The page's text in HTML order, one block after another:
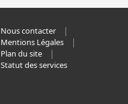
Nous contacter
Mentions Légales
Plan du site
Statut des services